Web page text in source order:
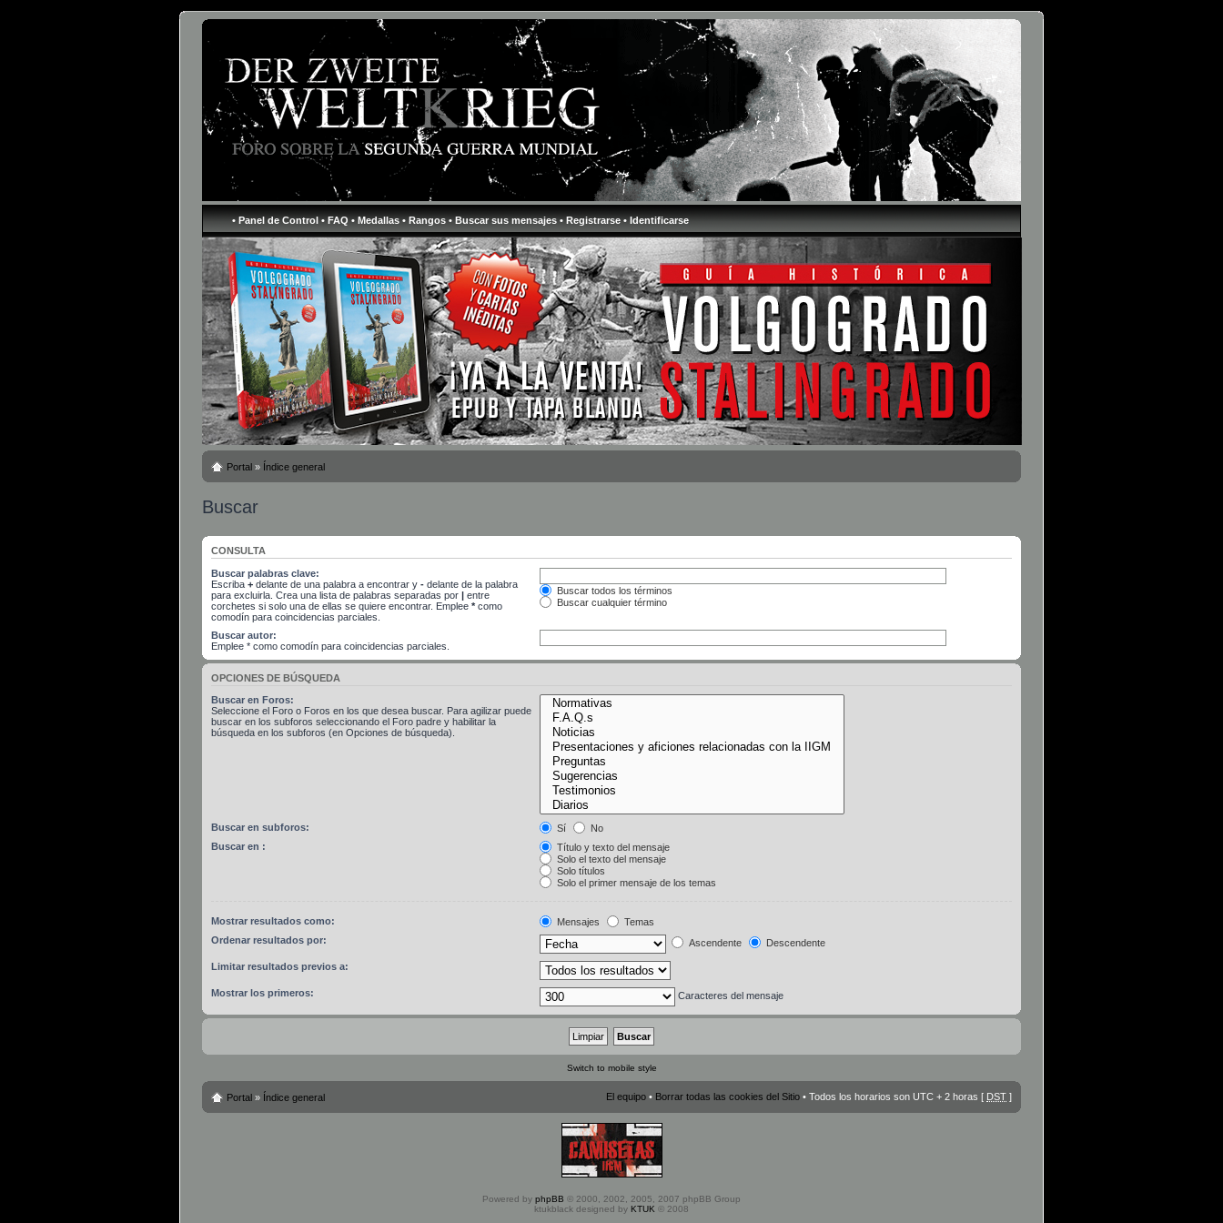
• Panel de Control • FAQ • Medallas • Rangos • Buscar sus mensajes • Registrarse • Identificarse
Portal » Índice general
Buscar
CONSULTA
Buscar palabras clave:
Escriba + delante de una palabra a encontrar y - delante de la palabra
para excluirla. Crea una lista de palabras separadas por | entre
corchetes si solo una de ellas se quiere encontrar. Emplee *como
comodín para coincidencias parciales.
Buscar todos los términos
Buscar cualquier término
Buscar autor:
Emplee * como comodín para coincidencias parciales.
OPCIONES DE BÚSQUEDA
Buscar en Foros:
Seleccione el Foro o Foros en los que desea buscar. Para agilizar puede
buscar en los subforos seleccionando el Foro padre y habilitar la
búsqueda en los subforos (en Opciones de búsqueda).
Buscar en subforos: Sí
No
Buscar en :
Título y texto del mensaje
Solo el texto del mensaje
Solo títulos
Solo el primer mensaje de los temas
Mostrar resultados como: Mensajes
Temas
Ordenar resultados por:
Ascendente Descendente
Limitar resultados previos a:
Mostrar los primeros: Caracteres del mensaje
Switch to mobile style
Portal » Índice general El equipo • Borrar todas las cookies del Sitio • Todos los horarios son UTC + 2 horas [ DST ]
Powered by phpBB © 2000, 2002, 2005, 2007 phpBB Group
ktukblack designed by KTUK © 2008